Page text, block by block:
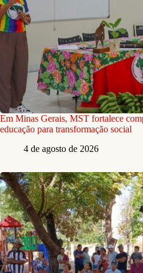
Em Minas Gerais, MST fortalece
educação para transformação social
4 de agosto de 2026